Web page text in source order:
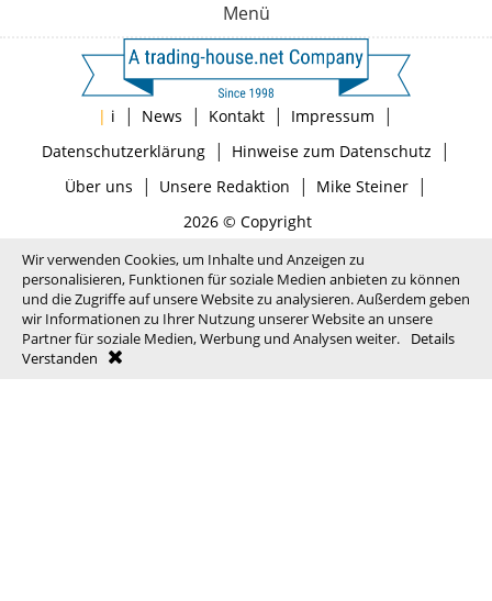
Menü
| i | News | Kontakt | Impressum |
Datenschutzerklärung| Hinweise zum Datenschutz |
Über uns | Unsere Redaktion | Mike Steiner|
2026 © Copyright
Wir verwenden Cookies, um Inhalte und Anzeigen zu
personalisieren, Funktionen für soziale Medien anbieten zu können
und die Zugriffe auf unsere Website zu analysieren. Außerdem geben
wir Informationen zu Ihrer Nutzung unserer Website an unsere
Partner für soziale Medien, Werbung und Analysen weiter.
Details
Verstanden